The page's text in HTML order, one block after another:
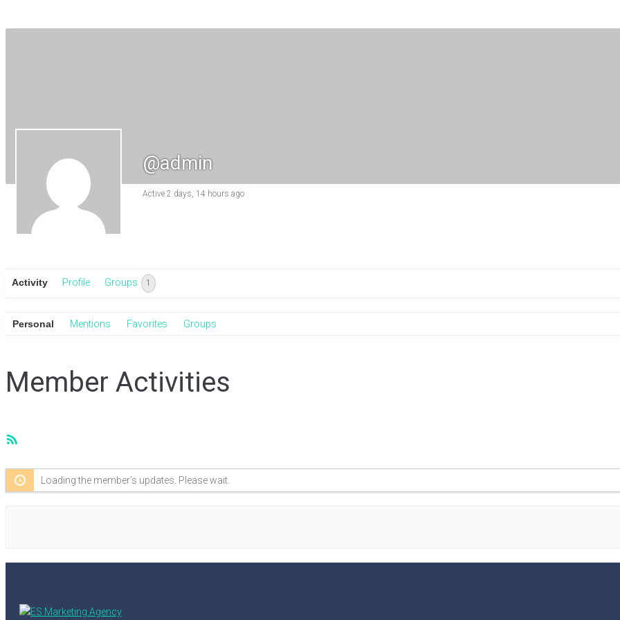
@admin
Active 2 days, 14 hours ago
Activity Profile Groups 1
Personal Mentions Favorites Groups
Member Activities
Loading the member’s updates. Please wait.